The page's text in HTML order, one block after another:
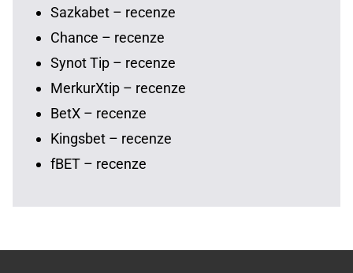
Sazkabet – recenze
Chance – recenze
Synot Tip – recenze
MerkurXtip – recenze
BetX – recenze
Kingsbet – recenze
fBET – recenze